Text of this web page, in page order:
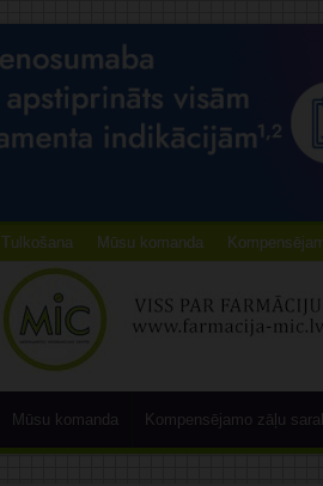
Tulkošana Mūsu komanda
Mūsu komanda Kompensējamo zāļu